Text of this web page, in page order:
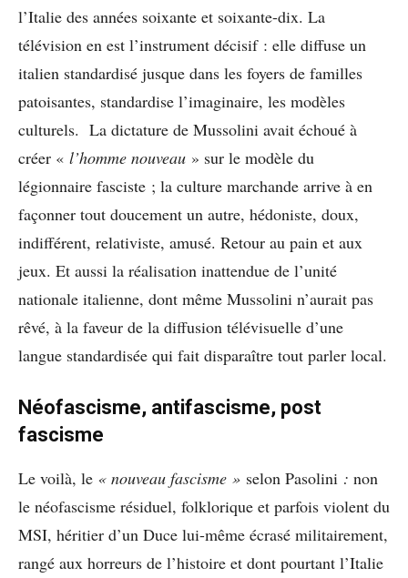
l’Italie des années soixante et soixante-dix. La
télévision en est l’instrument décisif : elle diffuse un
italien standardisé jusque dans les foyers de familles
patoisantes, standardise l’imaginaire, les modèles
culturels. La dictature de Mussolini avait échoué à
créer « l’homme nouveau » sur le modèle du
légionnaire fasciste ; la culture marchande arrive à en
façonner tout doucement un autre, hédoniste, doux,
indifférent, relativiste, amusé. Retour au pain et aux
jeux. Et aussi la réalisation inattendue de l’unité
nationale italienne, dont même Mussolini n’aurait pas
rêvé, à la faveur de la diffusion télévisuelle d’une
langue standardisée qui fait disparaître tout parler local.
Néofascisme, antifascisme, post
fascisme
Le voilà, le « nouveau fascisme » selon Pasolini : non
le néofascisme résiduel, folklorique et parfois violent du
MSI, héritier d’un Duce lui-même écrasé militairement,
rangé aux horreurs de l’histoire et dont pourtant l’Italie